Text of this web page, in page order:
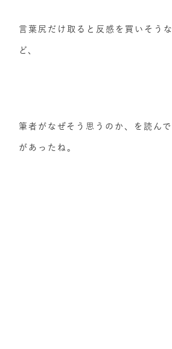
言葉尻だけ取ると反感を買いそう
ど、
筆者がなぜそう思うのか、を読ん
があったね。